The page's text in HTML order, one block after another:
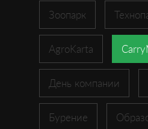
Зоопарк
AgroKarta
День компании
Бурение